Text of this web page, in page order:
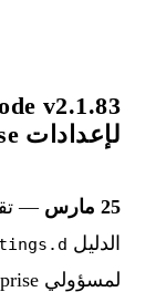
لإعدادات Enterprise
25 مارس
الدليل drop-in